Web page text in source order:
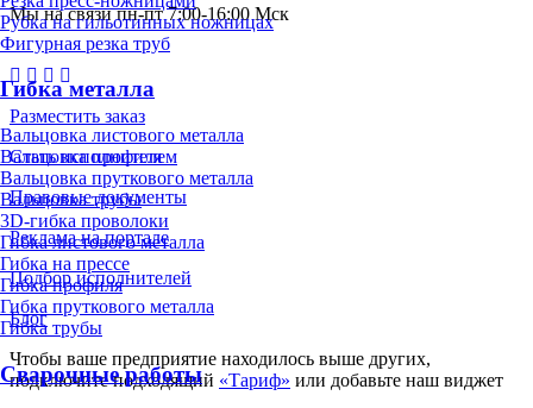
Рубка на гильотинных ножницах
Фигурная резка труб
Гибка металла
Вальцовка листового металла
Вальцовка профиля
Вальцовка пруткового металла
Вальцовка трубы
3D-гибка проволоки
Гибка листового металла
Гибка на прессе
Гибка профиля
Гибка пруткового металла
Гибка трубы
Сварочные работы
Мы на связи пн-пт 7:00-16:00 Мск
Разместить заказ
Стать исполнителем
Правовые документы
Реклама на портале
Подбор исполнителей
Блог
Чтобы ваше предприятие находилось выше других,
подключите подходящий «Тариф» или добавьте наш виджет